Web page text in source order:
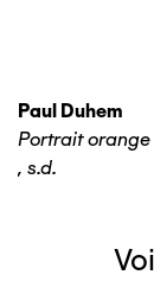
Paul Duhem
Portrait
, s.d.